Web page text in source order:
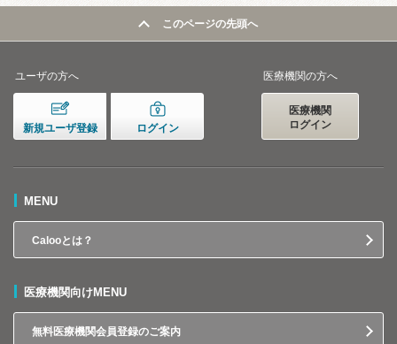
このページの先頭へ
ユーザの方へ
新規ユーザ登録 ログイン
医療機関の方へ
医療機関
ログイン
MENU
Calooとは？
医療機関向けMENU
無料医療機関会員登録のご案内